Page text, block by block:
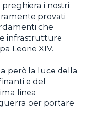
i nostri
provati
che
infrastrutture
Leone XIV.
però la luce della
e del
linea
per portare